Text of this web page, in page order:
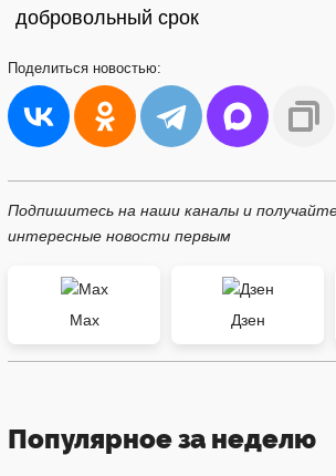
добровольный срок
Поделиться новостью:
Подпишитесь на наши каналы и
интересные новости первым
Max Дзен
Популярное за неделю